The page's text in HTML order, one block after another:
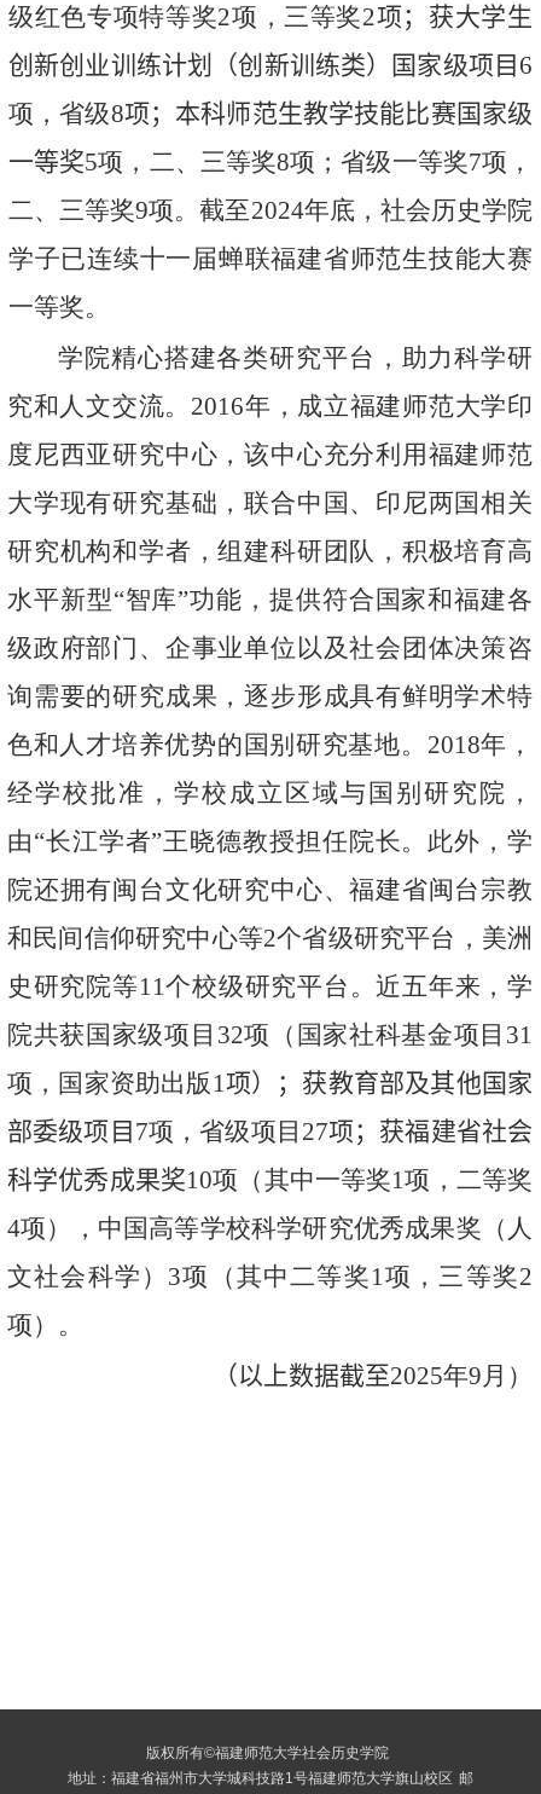
级红色专项特等奖2项，三等奖2项； 获大学生
创新创业训练计划（创新训练类）国家级项目 6
项，省级8项； 本科师范生教学技能比赛国家级
一等奖5项，二、三等奖8项；省级一等奖7项，
二、三等奖9项。截至2024年底，社会历史学院
学子已连续十一届蝉联福建省师范生技能大赛
一等奖。
学院精心搭建各类研究平台，助力科学研
究和人文交流。 2016年，成立福建师范大学印
度尼西亚研究中心，该中心充分利用福建师范
大学现有研究基础，联合中国、印尼两国相关
研究机构和学者，组建科研团队，积极培育高
水平新型“智库”功能，提供符合国家和福建各
级政府部门、企事业单位以及社会团体决策咨
询需要的研究成果，逐步形成具有鲜明学术特
色和人才培养优势的国别研究基地。 2018年，
经学校批准，学校成立区域与国别研究院，
由“长江学者”王晓德教授担任院长。此外，学
院还拥有闽台文化研究中心、福建省闽台宗教
和民间信仰研究中心等2个省级研究平台，美洲
史研究院等11个校级研究平台。近五年来，学
院共获国家级项目 32项（国家社科基金项目 31
项，国家资助出版 1项） ； 获教育部及其他国家
部委级项目 7项，省级项目 27项； 获福建省社会
科学优秀成果奖10项（其中一等奖1项，二等奖
4项），中国高等学校科学研究优秀成果奖（人
文社会科学） 3项（其中二等奖1 项，三等奖2
项）。
（以上数据截至2025年9 月）
版权所有©福建师范大学社会历史学院
地址：福建省福州市大学城科技路1号福建师范大学旗山校区 邮